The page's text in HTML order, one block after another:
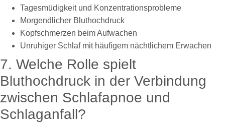
Tagesmüdigkeit und Konzentrationsprobleme
Morgendlicher Bluthochdruck
Kopfschmerzen beim Aufwachen
Unruhiger Schlaf mit häufigem nächtlichem Erwachen
7. Welche Rolle spielt
Bluthochdruck in der Verbindung
zwischen Schlafapnoe und
Schlaganfall?